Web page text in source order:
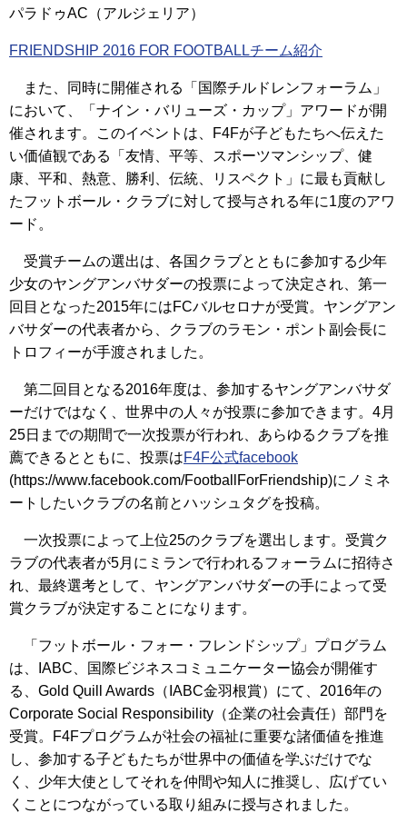
パラドゥAC（アルジェリア）
FRIENDSHIP 2016 FOR FOOTBALLチーム紹介
また、同時に開催される「国際チルドレンフォーラム」
において、「ナイン・バリューズ・カップ」アワードが開
催されます。このイベントは、F4Fが子どもたちへ伝えた
い価値観である「友情、平等、スポーツマンシップ、健
康、平和、熱意、勝利、伝統、リスペクト」に最も貢献し
たフットボール・クラブに対して授与される年に1度のアワ
ード。
受賞チームの選出は、各国クラブとともに参加する少年
少女のヤングアンバサダーの投票によって決定され、第一
回目となった2015年にはFCバルセロナが受賞。ヤングアン
バサダーの代表者から、クラブのラモン・ポント副会長に
トロフィーが手渡されました。
第二回目となる2016年度は、参加するヤングアンバサダ
ーだけではなく、世界中の人々が投票に参加できます。4月
25日までの期間で一次投票が行われ、あらゆるクラブを推
薦できるとともに、投票はF4F公式facebook
(https://www.facebook.com/FootballForFriendship)にノミネ
ートしたいクラブの名前とハッシュタグを投稿。
一次投票によって上位25のクラブを選出します。受賞ク
ラブの代表者が5月にミランで行われるフォーラムに招待さ
れ、最終選考として、ヤングアンバサダーの手によって受
賞クラブが決定することになります。
「フットボール・フォー・フレンドシップ」プログラム
は、IABC、国際ビジネスコミュニケーター協会が開催す
る、Gold Quill Awards（IABC金羽根賞）にて、2016年の
Corporate Social Responsibility（企業の社会責任）部門を
受賞。F4Fプログラムが社会の福祉に重要な諸価値を推進
し、参加する子どもたちが世界中の価値を学ぶだけでな
く、少年大使としてそれを仲間や知人に推奨し、広げてい
くことにつながっている取り組みに授与されました。